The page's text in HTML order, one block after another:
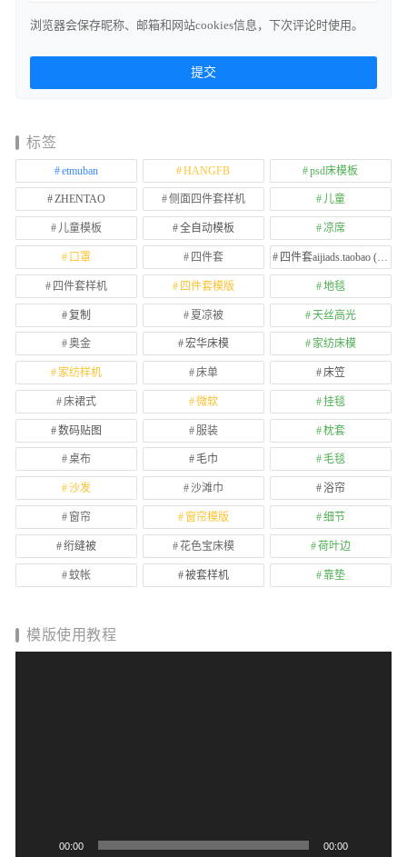
浏览器会保存昵称、邮箱和网站cookies信息，下次评论时使用。
标签
etmuban HANGFB psd床模板
ZHENTAO 侧面四件套样机 儿童
儿童模板 全自动模板 凉席
口罩 四件套 四件套aijiads.taobao (1639)
四件套样机 四件套模版 地毯
复制 夏凉被 天丝高光
奥金 宏华床模 家纺床模
家纺样机 床单 床笠
床裙式 微软 挂毯
数码贴图 服装 枕套
桌布 毛巾 毛毯
沙发 沙滩巾 浴帘
窗帘 窗帘模版 细节
绗缝被 花色宝床模 荷叶边
蚊帐 被套样机 靠垫
模版使用教程
00:00 00:00